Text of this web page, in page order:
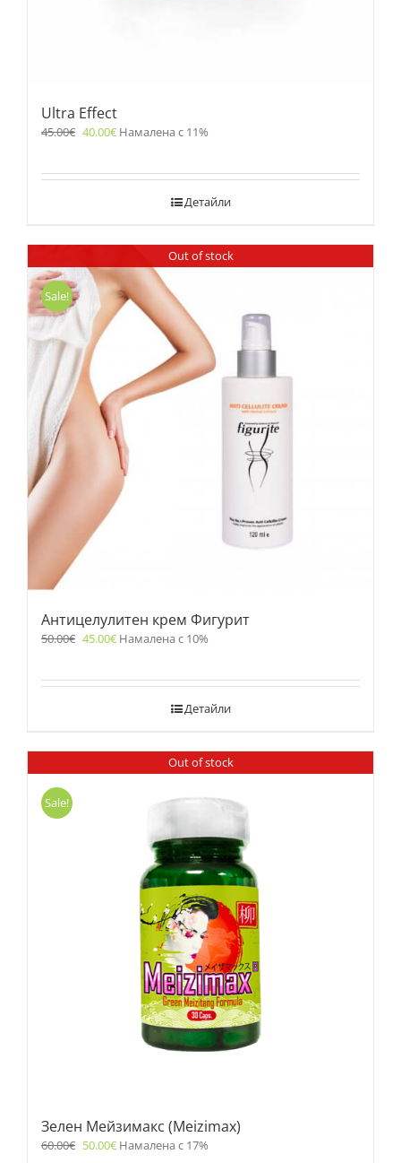
Ultra Effect
45.00€ 40.00€ Намалена с 11%
Детайли
Out of stock
Sale!
Антицелулитен крем Фигурит
50.00€ 45.00€ Намалена с 10%
Детайли
Out of stock
Sale!
Зелен Мейзимакс (Meizimax)
60.00€ 50.00€ Намалена с 17%